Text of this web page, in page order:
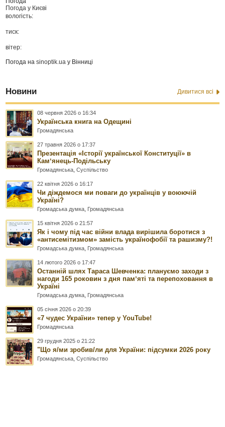
Погода у Києві
вологість:
тиск:
вітер:
Погода наsinoptik.ua у Вінниці
Новини Дивитися всі
08 червня 2026 о 16:34
Українська книга на Одещині
Громадянська
27 травня 2026 о 17:37
Презентація «Історії української Конституції» в
Камʼянець-Подільську
Громадянська ,Суспільство
22 квітня 2026 о 16:17
Чи діждемося ми поваги до українців у воюючій
Україні?
Громадська думка Громадянська
15 квітня 2026 о 21:57
Як і чому під час війни влада вирішила боротися з
«антисемітизмом» замість українофобії та рашизму?!
Громадська думка Громадянська
14 лютого 2026 о 17:47
Останній шлях Тараса Шевченка: плануємо заходи з
нагоди 165 роковин з дня памʼяті та перепоховання в
Україні
Громадська думка Громадянська
05 січня 2026 о 20:39
«7 чудес України» тепер у YouTube!
Громадянська
29 грудня 2025 о 21:22
"Що я/ми зробив/ли для України: підсумки 2026 року
Громадянська ,Суспільство